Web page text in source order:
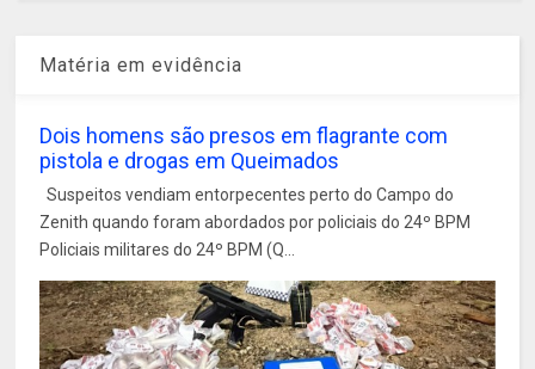
Matéria em evidência
Dois homens são presos em flagrante com
pistola e drogas em Queimados
Suspeitos vendiam entorpecentes perto do Campo do
Zenith quando foram abordados por policiais do 24º BPM
Policiais militares do 24º BPM (Q...